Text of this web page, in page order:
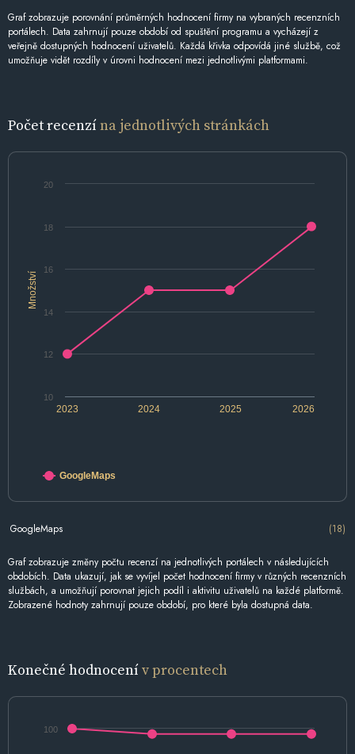
Graf zobrazuje porovnání průměrných hodnocení firmy na vybraných recenzních
portálech. Data zahrnují pouze období od spuštění programu a vycházejí z
veřejně dostupných hodnocení uživatelů. Každá křivka odpovídá jiné službě, což
umožňuje vidět rozdíly v úrovni hodnocení mezi jednotlivými platformami.
Počet recenzína jednotlivých stránkách
Množství
2024 2026
2023 2025
12
14
16
18
10
20
GoogleMaps
GoogleMaps (18)
Graf zobrazuje změny počtu recenzí na jednotlivých portálech v následujících
obdobích. Data ukazují, jak se vyvíjel počet hodnocení firmy v různých recenzních
službách, a umožňují porovnat jejich podíl i aktivitu uživatelů na každé platformě.
Zobrazené hodnoty zahrnují pouze období, pro které byla dostupná data.
Konečné hodnocenív procentech
100